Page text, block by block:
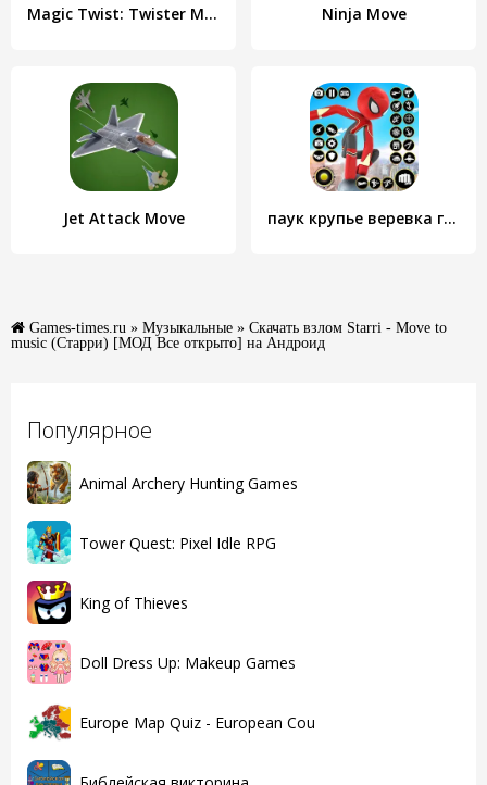
Популярное
Animal Archery Hunting Games
Tower Quest: Pixel Idle RPG
King of Thieves
Doll Dress Up: Makeup Games
Europe Map Quiz - European Cou
Magic Twist: Twister Music Bal Ninja Move
Jet Attack Move паук крупье веревка герой
Games-times.ru » Музыкальные » Скачать взлом Starri - Move to
music (Старри) [МОД Все открыто] на Андроид